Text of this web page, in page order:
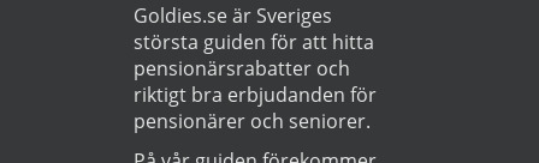
Goldies.se är Sveriges
största guiden för att hitta
pensionärsrabatter och
riktigt bra erbjudanden för
pensionärer och seniorer.